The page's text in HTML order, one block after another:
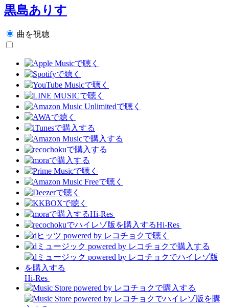
黒島ありす
曲を視聴
Hi-Res
Hi-Res
Hi-Res